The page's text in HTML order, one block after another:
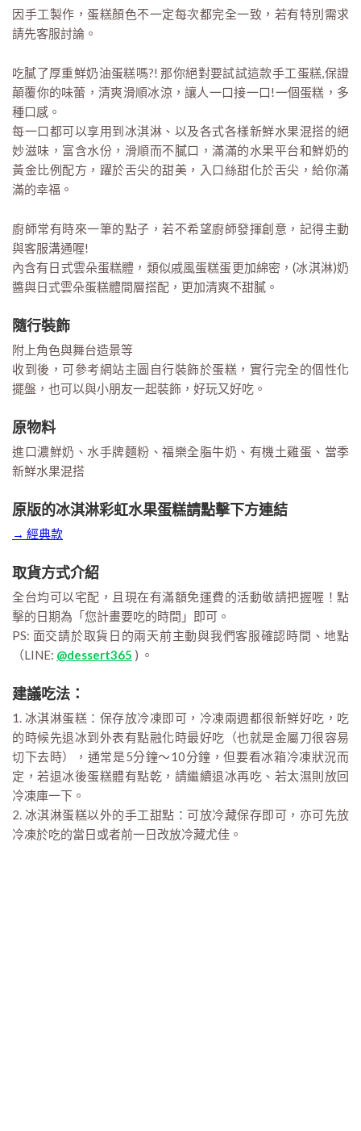
因手工製作，蛋糕顏色不一定每次都完全一致，若有特別需求
請先客服討論。
吃膩了厚重鮮奶油蛋糕嗎?! 那你絕對要試試這款手工蛋糕,保證
顛覆你的味蕾，清爽滑順冰涼，讓人一口接一口!一個蛋糕，多
種口感。
每一口都可以享用到冰淇淋、以及各式各樣新鮮水果混搭的絕
妙滋味，富含水份，滑順而不膩口，滿滿的水果平台和鮮奶的
黃金比例配方，躍於舌尖的甜美，入口絲甜化於舌尖，給你滿
滿的幸福。
廚師常有時來一筆的點子，若不希望廚師發揮創意，記得主動
與客服溝通喔!
內含有日式雲朵蛋糕體，類似戚風蛋糕蛋更加綿密，(冰淇淋)奶
醬與日式雲朵蛋糕體間層搭配，更加清爽不甜膩。
隨行裝飾
附上角色與舞台造景等
收到後，可參考網站主圖自行裝飾於蛋糕，實行完全的個性化
擺盤，也可以與小朋友一起裝飾，好玩又好吃。
原物料
進口濃鮮奶、水手牌麵粉、福樂全脂牛奶、有機土雞蛋、當季
新鮮水果混搭
原版的冰淇淋彩虹水果蛋糕請點擊下方連結
→ 經典款
取貨方式介紹
全台均可以宅配，且現在有滿額免運費的活動敬請把握喔！點
擊的日期為「您計畫要吃的時間」即可。
PS: 面交請於取貨日的兩天前主動與我們客服確認時間、地點
（LINE: @dessert365 ) 。
建議吃法：
1. 冰淇淋蛋糕：保存放冷凍即可，冷凍兩週都很新鮮好吃，吃
的時候先退冰到外表有點融化時最好吃（也就是金屬刀很容易
切下去時），通常是5分鐘～10分鐘，但要看冰箱冷凍狀況而
定，若退冰後蛋糕體有點乾，請繼續退冰再吃、若太濕則放回
冷凍庫一下。
2. 冰淇淋蛋糕以外的手工甜點：可放冷藏保存即可，亦可先放
冷凍於吃的當日或者前一日改放冷藏尤佳。